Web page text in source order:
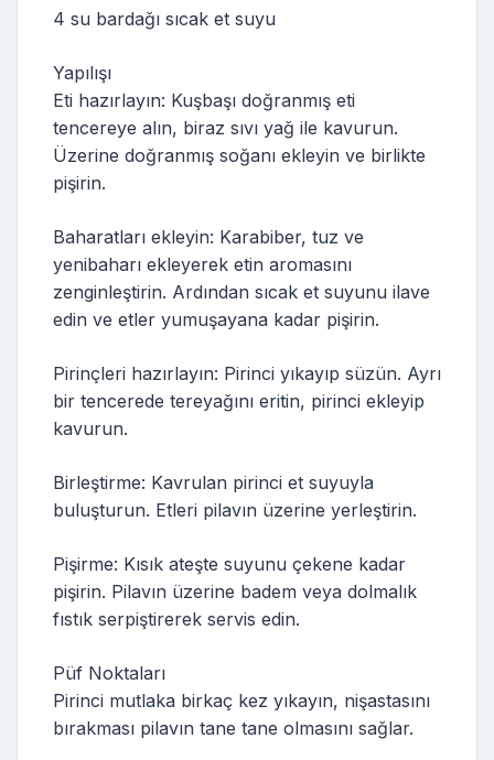
4 su bardağı sıcak et suyu
Yapılışı
Eti hazırlayın: Kuşbaşı doğranmış eti
tencereye alın, biraz sıvı yağ ile kavurun.
Üzerine doğranmış soğanı ekleyin ve birlikte
pişirin.
Baharatları ekleyin: Karabiber, tuz ve
yenibaharı ekleyerek etin aromasını
zenginleştirin. Ardından sıcak et suyunu ilave
edin ve etler yumuşayana kadar pişirin.
Pirinçleri hazırlayın: Pirinci yıkayıp süzün. Ayrı
bir tencerede tereyağını eritin, pirinci ekleyip
kavurun.
Birleştirme: Kavrulan pirinci et suyuyla
buluşturun. Etleri pilavın üzerine yerleştirin.
Pişirme: Kısık ateşte suyunu çekene kadar
pişirin. Pilavın üzerine badem veya dolmalık
fıstık serpiştirerek servis edin.
Püf Noktaları
Pirinci mutlaka birkaç kez yıkayın, nişastasını
bırakması pilavın tane tane olmasını sağlar.